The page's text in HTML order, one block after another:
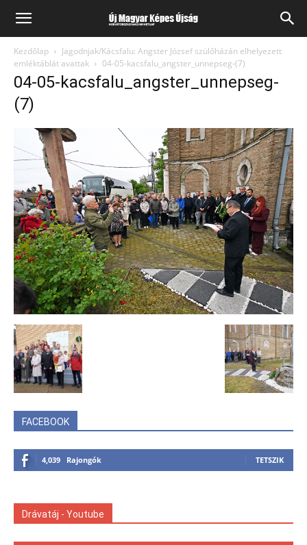
Kezdőlap
Jagodnjak/Kácsfalu: Angster József szülőházán elhelyezett
emléktáblát avattak
04-05-kacsfalu_angster_unnepseg-(7)
04-05-kacsfalu_angster_unnepseg-
(7)
FACEBOOK
4,039 Rajongók TETSZIK
Drávatáj - Youtube